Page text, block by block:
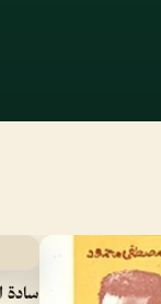
سادة